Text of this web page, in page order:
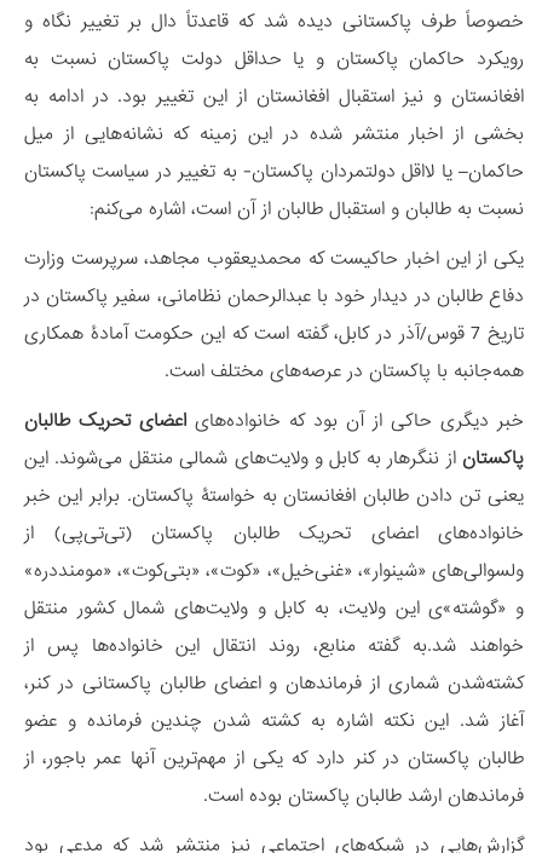
خصوصاً طرف پاکستانی دیده ‌شد که قاعدتاً دال بر تغییر نگاه و
رویکرد حاکمان پاکستان و یا حداقل دولت پاکستان نسبت به
افغانستان و نیز استقبال افغانستان از این تغییر بود. در ادامه به
بخشی از اخبار منتشر شده در این زمینه که نشانه‌هایی از میل
حاکمان– یا لااقل دولتمردان پاکستان- به تغییر در سیاست پاکستان
نسبت به طالبان و استقبال طالبان از آن است، اشاره می‌کنم:
یکی از این اخبار حاکیست که محمدیعقوب مجاهد، سرپرست وزارت
دفاع طالبان در دیدار خود با عبدالرحمان نظامانی، سفیر پاکستان در
تاریخ 7 قوس/آذر در کابل، گفته است که این حکومت آمادۀ همکاری
همه‌جانبه با پاکستان در عرصه‌های مختلف است.
خبر دیگری حاکی از آن بود که خانواده‌های اعضای تحریک طالبان
پاکستان از ننگرهار به کابل و ولایت‌های شمالی منتقل می‌شوند. این
یعنی تن دادن طالبان افغانستان به خواستۀ پاکستان. برابر این خبر
خانواده‌های اعضای تحریک طالبان پاکستان (تی‌تی‌پی) از
ولسوالی‌های «شینوار»، «غنی‌خیل»، «کوت»، «بتی‌کوت»، «مومنددره»
و «گوشته»‌ی این ولایت، به کابل و ولایت‌های شمال کشور منتقل
خواهند شد.به گفته منابع، روند انتقال این خانواده‌ها پس از
کشته‌شدن شماری از فرماندهان و اعضای طالبان پاکستانی در کنر،
آغاز شد. این نکته اشاره به کشته شدن چندین فرمانده و عضو
طالبان پاکستان در کنر دارد که یکی از مهم‌ترین آنها عمر باجور، از
فرماندهان ارشد طالبان پاکستان بوده است.
گزارش‌هایی در شبکه‌های اجتماعی نیز منتشر شد که مدعی بود